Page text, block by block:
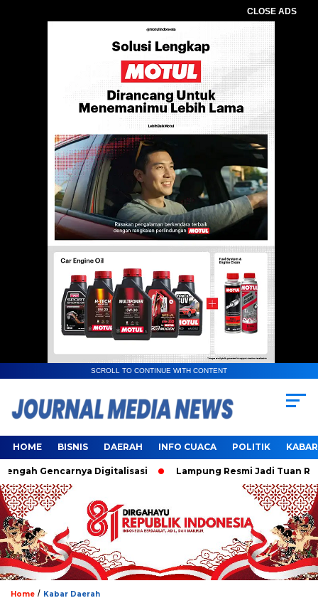
CLOSE ADS
SCROLL TO CONTINUE WITH CONTENT
HOME BISNIS DAERAH INFO CUACA POLITIK
Gencarnya Digitalisasi Lampung Resmi Jadi Tuan Rumah
Home / Kabar Daerah